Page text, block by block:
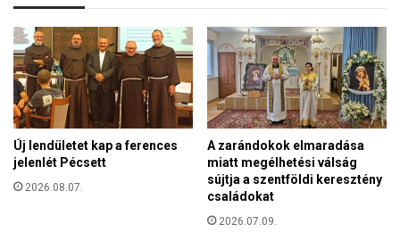
a
c
s
o
p
o
r
k
ö
r
A
k
á
4
,
5
m
i
Új lendületet kap a ferences
jelenlét Pécsett
2026.08.07.
A zarándokok elmaradása
miatt megélhetési válság
sújtja a szentföldi keresztény
családokat
2026.07.09.